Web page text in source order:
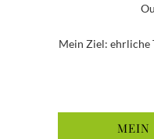
Mein Ziel: ehrliche
MEIN